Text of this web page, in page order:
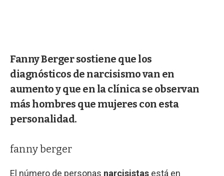
Fanny Berger sostiene que los
diagnósticos de narcisismo van en
aumento y que en la clínica se observan
más hombres que mujeres con esta
personalidad.
fanny berger
El número de personas narcisistas está en